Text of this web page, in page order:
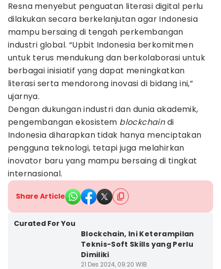
Resna menyebut penguatan literasi digital perlu
dilakukan secara berkelanjutan agar Indonesia
mampu bersaing di tengah perkembangan
industri global. “Upbit Indonesia berkomitmen
untuk terus mendukung dan berkolaborasi untuk
berbagai inisiatif yang dapat meningkatkan
literasi serta mendorong inovasi di bidang ini,”
ujarnya.
Dengan dukungan industri dan dunia akademik,
pengembangan ekosistem blockchaindi
Indonesia diharapkan tidak hanya menciptakan
pengguna teknologi, tetapi juga melahirkan
inovator baru yang mampu bersaing di tingkat
internasional.
Share Article
Curated For You
Blockchain, Ini Keterampilan
Teknis-Soft Skills yang Perlu
Dimiliki
21 Des 2024, 09:20 WIB